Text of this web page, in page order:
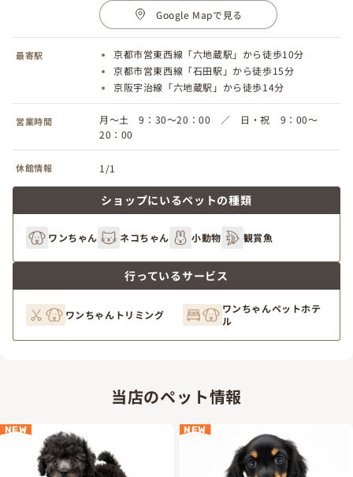
Google Mapで見る
最寄駅
京都市営東西線「六地蔵駅」から徒歩10分
京都市営東西線「石田駅」から徒歩15分
京阪宇治線「六地蔵駅」から徒歩14分
営業時間
月～土 9：30～20：00 ／ 日・祝 9：00～
20：00
休館情報 1/1
ショップにいるペットの種類
ワンちゃん ネコちゃん 小動物 観賞魚
行っているサービス
ワンちゃんトリミング
ワンちゃんペットホテ
ル
当店のペット情報
NEW NEW